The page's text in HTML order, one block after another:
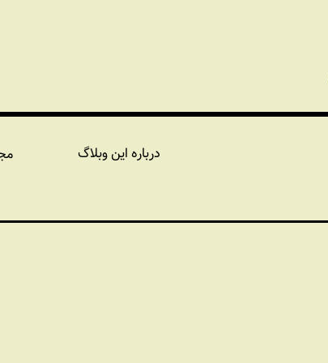
درباره این وبلاگ